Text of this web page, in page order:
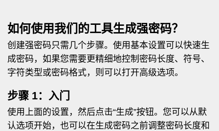
如何使用我们的工具生成强密码？
创建强密码只需几个步骤。使用基本设置可以快速生
成密码，如果您需要更精细地控制密码长度、符号、
字符类型或密码格式，则可以打开高级选项。
步骤 1：入门
使用上面的设置，然后点击“生成”按钮。您可以从默
认选项开始，也可以在生成密码之前调整密码长度和